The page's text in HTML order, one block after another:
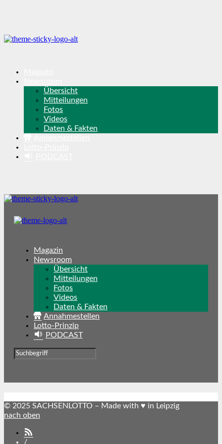
Übersicht
Mitteilungen
Fotos
Videos
Daten & Fakten
Magazin
Newsroom
Übersicht
Mitteilungen
Fotos
Videos
Daten & Fakten
Annahmestellen
Lotto-Prinzip
PODCAST
© 2025 SACHSENLOTTO – Made with ♥ in Leipzig
nach oben
/